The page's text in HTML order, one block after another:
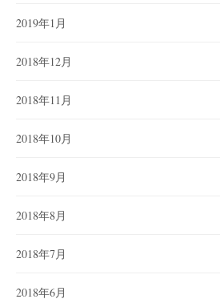
2019年1月
2018年12月
2018年11月
2018年10月
2018年9月
2018年8月
2018年7月
2018年6月